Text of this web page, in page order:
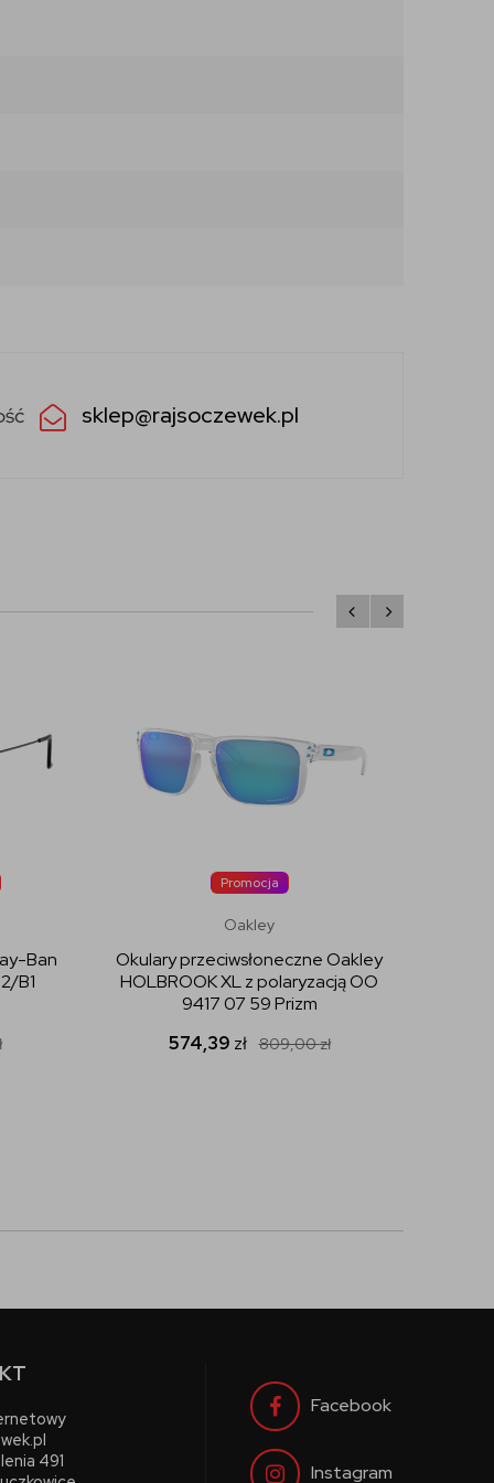
sklep@rajsoczewek.pl
Ban
B1
Promocja
Oakley
Okulary przeciwsłoneczne Oakley
HOLBROOK XL z polaryzacją OO
9417 07 59 Prizm
574,39 zł 809,00zł
491
Facebook
Instagram